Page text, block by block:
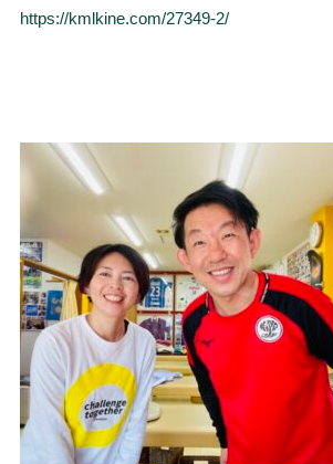
https://kmlkine.com/27349-2/